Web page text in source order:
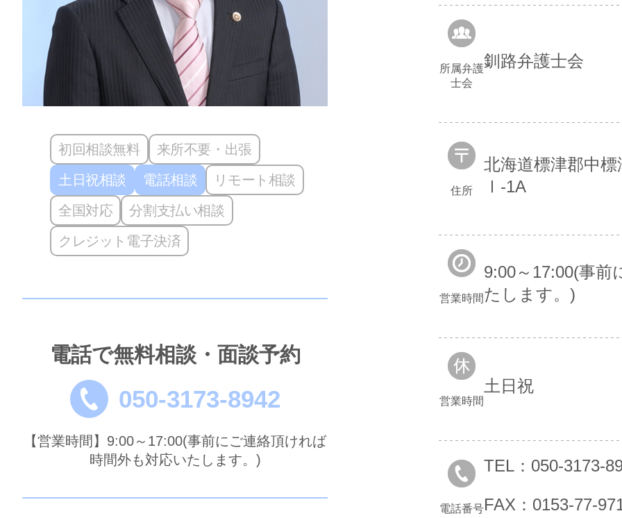
初回相談無料
来所不要・出張
土日祝相談
電話相談
リモート相談
全国対応
分割支払い相談
クレジット電子決済
電話で無料相談・面談予約
050-3173-8942
【営業時間】9:00～17:00(事前にご連絡頂ければ
時間外も対応いたします。)
所属弁護
士会
釧路弁護士会
住所
北海道標津郡中
Ⅰ-1A
営業時間
9:00～17:00(事前
たします。)
営業時間
土日祝
電話番号
TEL：050-3173-
FAX：0153-77-